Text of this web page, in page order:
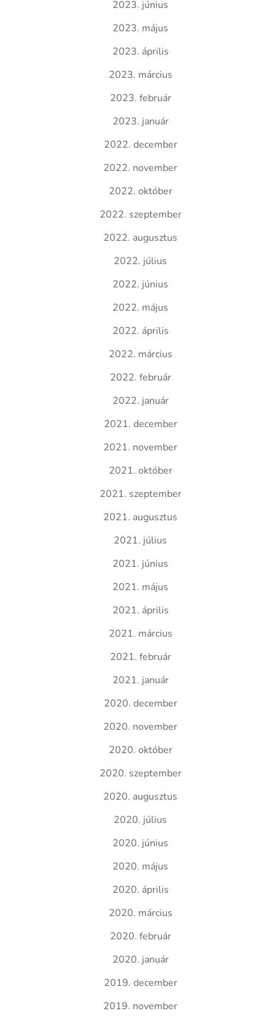
2023. június
2023. május
2023. április
2023. március
2023. február
2023. január
2022. december
2022. november
2022. október
2022. szeptember
2022. augusztus
2022. július
2022. június
2022. május
2022. április
2022. március
2022. február
2022. január
2021. december
2021. november
2021. október
2021. szeptember
2021. augusztus
2021. július
2021. június
2021. május
2021. április
2021. március
2021. február
2021. január
2020. december
2020. november
2020. október
2020. szeptember
2020. augusztus
2020. július
2020. június
2020. május
2020. április
2020. március
2020. február
2020. január
2019. december
2019. november